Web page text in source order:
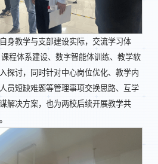
身教学与支部建设实际，交流学习体
程体系建设、数字智能体训练、教学软
探讨，同时针对中心岗位优化、教学内
员短缺难题等管理事项交换思路、互学
解决方案，也为两校后续开展教学共